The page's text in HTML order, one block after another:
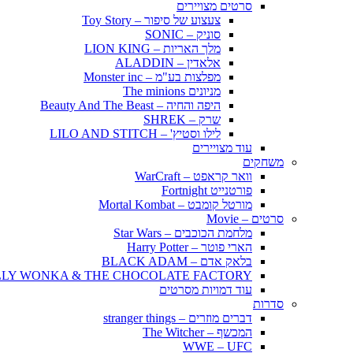
סרטים מצויירים
צעצוע של סיפור – Toy Story
סוניק – SONIC
מלך האריות – LION KING
אלאדין – ALADDIN
מפלצות בע"מ – Monster inc
מניונים The minions
היפה והחיה – Beauty And The Beast
שרק – SHREK
לילו וסטיץ' – LILO AND STITCH
עוד מצויירים
משחקים
וואר קראפט – WarCraft
פורטנייט Fortnight
מורטל קומבט – Mortal Kombat
סרטים – Movie
מלחמת הכוכבים – Star Wars
הארי פוטר – Harry Potter
בלאק אדם – BLACK ADAM
WONKA & THE CHOCOLATE FACTORY
עוד דמויות מסרטים
סדרות
דברים מוזרים – stranger things
המכשף – The Witcher
WWE – UFC